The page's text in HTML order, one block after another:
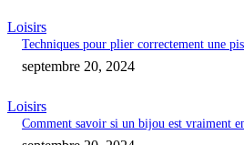
Loisirs
Techniques pour plier correctement une
septembre 20, 2024
Loisirs
Comment savoir si un bijou est vraiment